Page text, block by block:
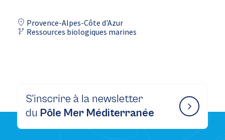
Provence-Alpes-Côte d'Azur
Ressources biologiques marines
S’inscrire à la newsletter
du Pôle Mer Méditerranée